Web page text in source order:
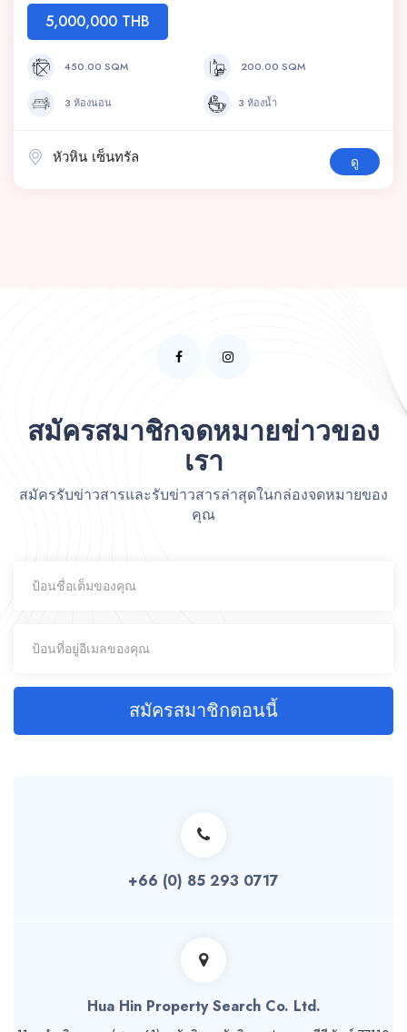
5,000,000 THB
450.00 SQM 200.00 SQM
3 ห้องนอน 3 ห้องน้ำ
หัวหิน เซ็นทรัล ดู
สมัครสมาชิกจดหมายข่าวของ
เรา
สมัครรับข่าวสารและรับข่าวสารล่าสุดในกล่องจดหมายของ
คุณ
สมัครสมาชิกตอนนี้
+66 (0) 85 293 0717
Hua Hin Property Search Co. Ltd.